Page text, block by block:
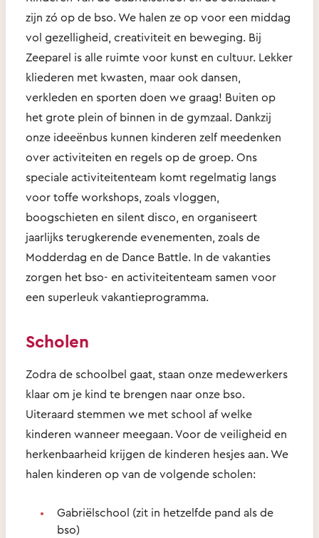
zijn zó op de bso. We halen ze op voor een middag
vol gezelligheid, creativiteit en beweging. Bij
Zeeparel is alle ruimte voor kunst en cultuur. Lekker
kliederen met kwasten, maar ook dansen,
verkleden en sporten doen we graag! Buiten op
het grote plein of binnen in de gymzaal. Dankzij
onze ideeënbus kunnen kinderen zelf meedenken
over activiteiten en regels op de groep. Ons
speciale activiteitenteam komt regelmatig langs
voor toffe workshops, zoals vloggen,
boogschieten en silent disco, en organiseert
jaarlijks terugkerende evenementen, zoals de
Modderdag en de Dance Battle. In de vakanties
zorgen het bso- en activiteitenteam samen voor
een superleuk vakantieprogramma.
Scholen
Zodra de schoolbel gaat, staan onze medewerkers
klaar om je kind te brengen naar onze bso.
Uiteraard stemmen we met school af welke
kinderen wanneer meegaan. Voor de veiligheid en
herkenbaarheid krijgen de kinderen hesjes aan. We
halen kinderen op van de volgende scholen:
Gabriëlschool (zit in hetzelfde pand als de
bso)